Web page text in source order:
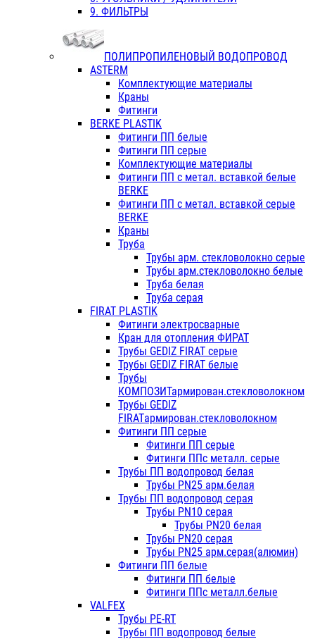
9. ФИЛЬТРЫ
ПОЛИПРОПИЛЕНОВЫЙ ВОДОПРОВОД
ASTERM
Комплектующие материалы
Краны
Фитинги
BERKE PLASTIK
Фитинги ПП белые
Фитинги ПП серые
Комплектующие материалы
Фитинги ПП с метал. вставкой белые
BERKE
Фитинги ПП с метал. вставкой серые
BERKE
Краны
Труба
Трубы арм. стекловолокно серые
Трубы арм.стекловолокно белые
Труба белая
Труба серая
FIRAT PLASTIK
Фитинги электросварные
Кран для отопления ФИРАТ
Трубы GEDIZ FIRAT серые
Трубы GEDIZ FIRAT белые
Трубы
КОМПОЗИТармирован.стекловолокном
Трубы GEDIZ
FIRATармирован.стекловолокном
Фитинги ПП серые
Фитинги ПП серые
Фитинги ППс металл. серые
Трубы ПП водопровод белая
Трубы PN25 арм.белая
Трубы ПП водопровод серая
Трубы PN10 серая
Трубы PN20 белая
Трубы PN20 серая
Трубы PN25 арм.серая(алюмин)
Фитинги ПП белые
Фитинги ПП белые
Фитинги ППс металл.белые
VALFEX
Трубы PE-RT
Трубы ПП водопровод белые